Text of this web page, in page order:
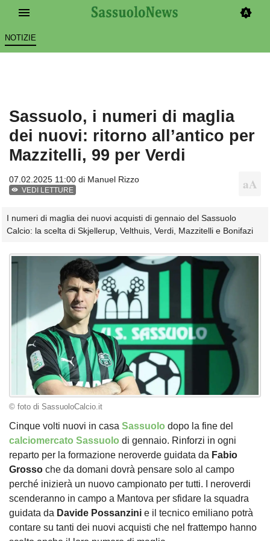
NOTIZIE
Sassuolo, i numeri di maglia
dei nuovi: ritorno all’antico per
Mazzitelli, 99 per Verdi
07.02.2025 11:00 di Manuel Rizzo
VEDI LETTURE
I numeri di maglia dei nuovi acquisti di gennaio del Sassuolo
Calcio: la scelta di Skjellerup, Velthuis, Verdi, Mazzitelli e Bonifazi
© foto di SassuoloCalcio.it
Cinque volti nuovi in casa Sassuolo dopo la fine del
calciomercato Sassuolo di gennaio. Rinforzi in ogni
reparto per la formazione neroverde guidata da Fabio
Grosso che da domani dovrà pensare solo al campo
perché inizierà un nuovo campionato per tutti. I neroverdi
scenderanno in campo a Mantova per sfidare la squadra
guidata da Davide Possanzini e il tecnico emiliano potrà
contare su tanti dei nuovi acquisti che nel frattempo hanno